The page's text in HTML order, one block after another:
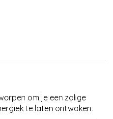
om je een zalige
te laten ontwaken.